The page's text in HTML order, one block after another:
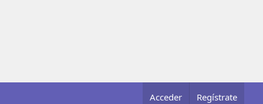
Acceder Regístrate